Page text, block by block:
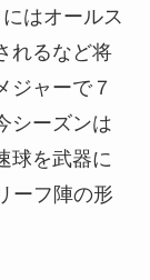
はオールス
れるなど将
ジャーで７
シーズンは
球を武器に
ーフ陣の形